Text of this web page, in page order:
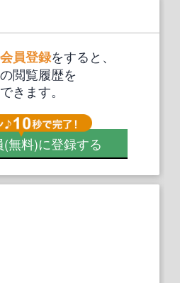
員登録をすると、
閲覧履歴を
きます。
(無料)に登録する